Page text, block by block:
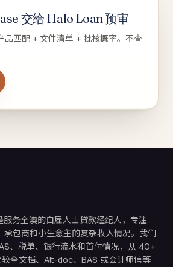
交给 Halo Loan 预审
品匹配 + 文件清单 + 批核概率。不查
务全澳的自雇人士贷款经纪人，专注
承包商和小生意主的复杂收入情况。我们
、税单、银行流水和首付情况，从 40+
全文档、Alt-doc、BAS 或会计师信等